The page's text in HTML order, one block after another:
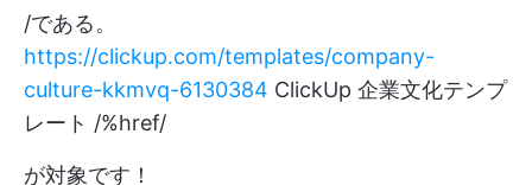
/である。
https://clickup.com/templates/company-
culture-kkmvq-6130384 ClickUp 企業文化テンプ
レート /%href/
が対象です！